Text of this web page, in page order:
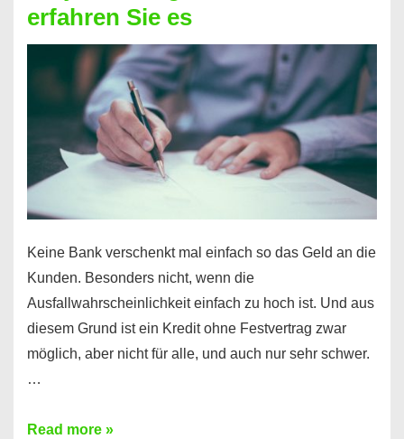
nicht
nur
für
Handy
möglich!
erfahren Sie es
Keine Bank verschenkt mal einfach so das Geld an die
Kunden. Besonders nicht, wenn die
Ausfallwahrscheinlichkeit einfach zu hoch ist. Und aus
diesem Grund ist ein Kredit ohne Festvertrag zwar
möglich, aber nicht für alle, und auch nur sehr schwer.
…
Ist
Read more »